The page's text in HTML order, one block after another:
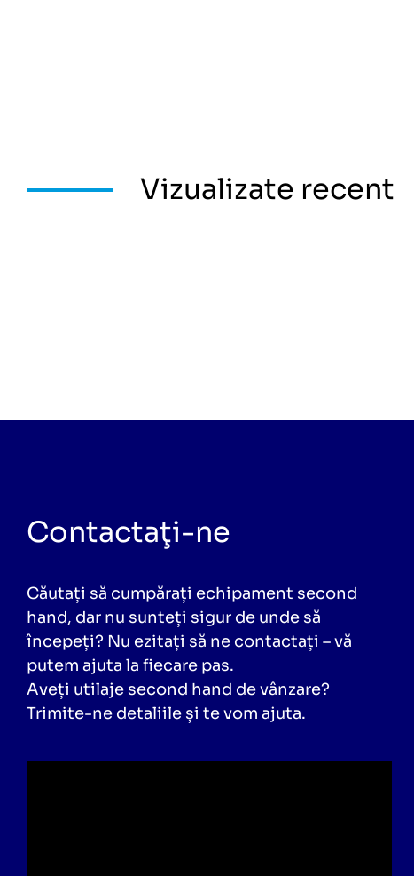
Vizualizate recent
Contactaţi-ne
Căutați să cumpărați echipament second
hand, dar nu sunteți sigur de unde să
începeți? Nu ezitați să ne contactați – vă
putem ajuta la fiecare pas.
Aveți utilaje second hand de vânzare?
Trimite-ne detaliile și te vom ajuta.